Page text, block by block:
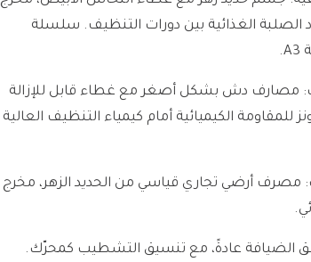
الصلبة الغذائية بين دورات التنظيف. سلسلة
مصارف دش بشكل أصغر مع غطاء قابل للإزالة
الكيميائية أمام كيمياء التنظيف العالية
مصرف أرضي تجاري قياسي من الحديد الزهر، مخرج
الضيافة عادةً، مع تنسيق التشطيب كمحرّك.